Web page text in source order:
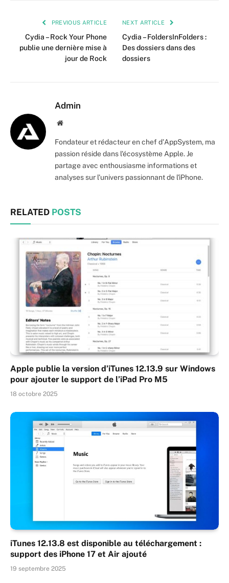
PREVIOUS ARTICLE
Cydia – Rock Your Phone
publie une dernière mise à
jour de Rock
NEXT ARTICLE
Cydia – FoldersInFolders :
Des dossiers dans des
dossiers
Admin
Website
Fondateur et rédacteur en chef d'AppSystem, ma
passion réside dans l'écosystème Apple. Je
partage avec enthousiasme informations et
analyses sur l'univers passionnant de l'iPhone.
RELATED POSTS
Apple publie la version d’iTunes 12.13.9 sur Windows
pour ajouter le support de l’iPad Pro M5
18 octobre 2025
iTunes 12.13.8 est disponible au téléchargement :
support des iPhone 17 et Air ajouté
19 septembre 2025